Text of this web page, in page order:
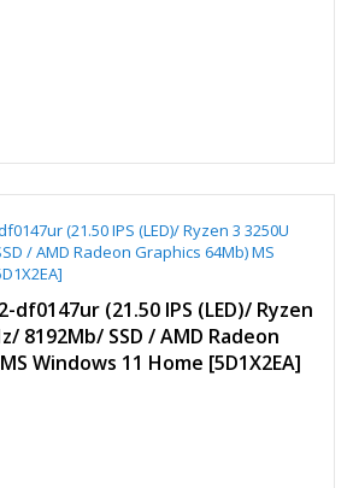
df0147ur (21.50 IPS (LED)/ Ryzen
8192Mb/ SSD / AMD Radeon
Windows 11 Home [5D1X2EA]